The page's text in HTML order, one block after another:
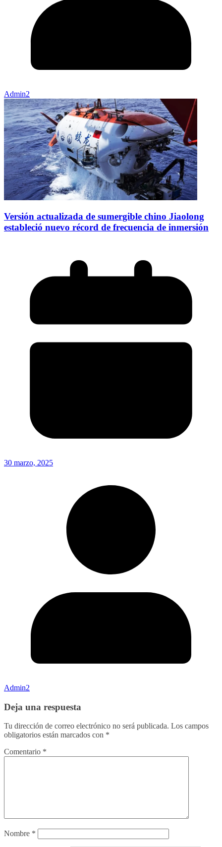
Admin2
Versión actualizada de sumergible chino Jiaolong
estableció nuevo récord de frecuencia de inmersión
30 marzo, 2025
Admin2
Deja una respuesta
Tu dirección de correo electrónico no será publicada. Los campos
obligatorios están marcados con *
Comentario *
Nombre *